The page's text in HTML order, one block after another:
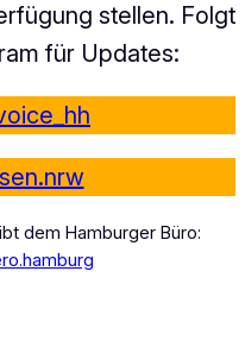
stellen. Folgt
für Updates:
dem Hamburger Büro: